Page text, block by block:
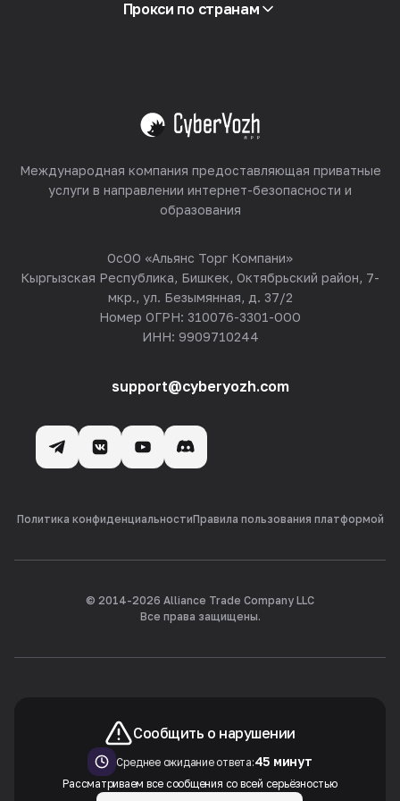
Реселлинг
Прокси по странам
Смотреть все
Международная компания предоставляющая приватные
услуги в направлении интернет-безопасности и
образования
ОсОО «Альянс Торг Компани»
Кыргызская Республика, Бишкек, Октябрьский район, 7-
мкр., ул. Безымянная, д. 37/2
Номер ОГРН: 310076-3301-ООО
ИНН: 9909710244
support@cyberyozh.com
Политика конфиденциальностиПравила пользования платформой
© 2014-2026 Alliance Trade Company LLC
Все права защищены.
Сообщить о нарушении
Среднее ожидание ответа:45 минут
Рассматриваем все сообщения со всей серьёзностью